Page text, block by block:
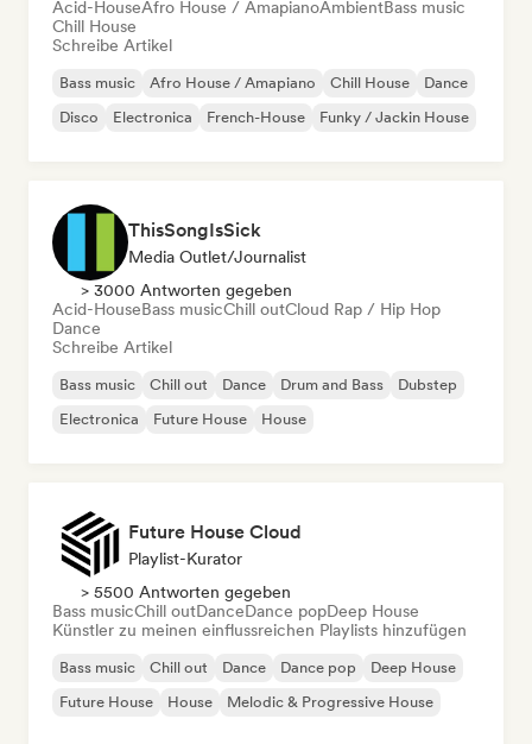
Acid-HouseAfro House / AmapianoAmbientBass music
Chill House
Schreibe Artikel
Bass music Afro House / Amapiano Chill House
Dance
Disco
Electronica French-House Funky / Jackin House
ThisSongIsSick
Media Outlet/Journalist
> 3000 Antworten gegeben
Acid-HouseBass musicChill outCloud Rap / Hip Hop
Dance
Schreibe Artikel
Bass music Chill out Dance Drum and Bass
Dubstep
Electronica
Future House House
Future House Cloud
Playlist-Kurator
> 5500 Antworten gegeben
Bass musicChill outDanceDance popDeep House
Künstler zu meinen einflussreichen Playlists hinzufügen
Bass music Chill out Dance Dance pop
Deep House
Future House
House Melodic & Progressive House